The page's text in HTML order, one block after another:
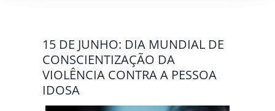
15 DE JUNHO: DIA MUNDIAL DE
CONSCIENTIZAÇÃO DA
VIOLÊNCIA CONTRA A PESSOA
IDOSA